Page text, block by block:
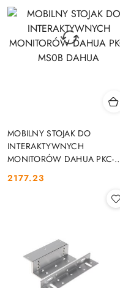
MOBILNY STOJAK DO
INTERAKTYWNYCH
MONITORÓW DAHUA PKC-
MS0B DAHUA
Cena:
2177.23